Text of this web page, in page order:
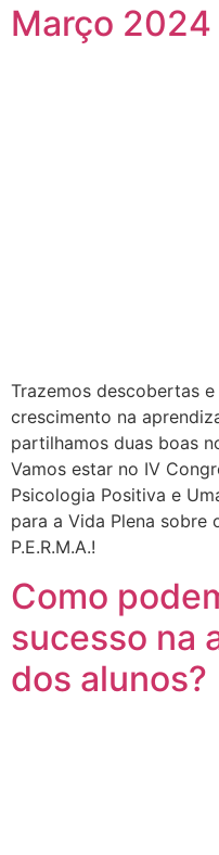
Março 2024
Trazemos descobertas
crescimento na
partilhamos duas boas
Vamos estar no IV
Psicologia Positiva e
para a Vida Plena sobre
P.E.R.M.A.!
Como
sucesso na
dos alunos?